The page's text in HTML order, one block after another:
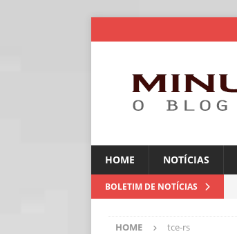
HOME NOTÍCIAS
BOLETIM DE NOTÍCIAS
HOME tce-rs